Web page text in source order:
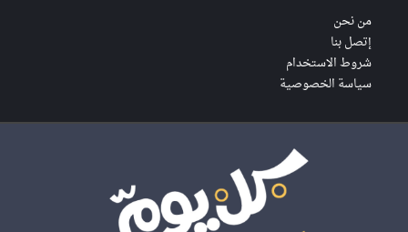
من نحن
إتصل بنا
شروط الاستخدام
سياسة الخصوصية